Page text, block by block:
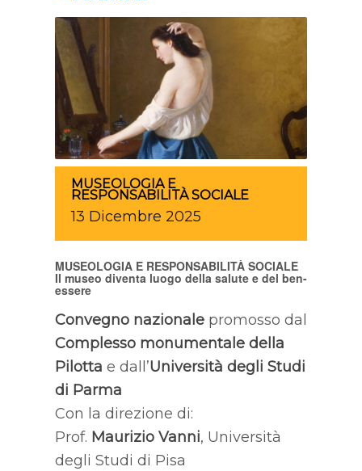
MUSEOLOGIA E
RESPONSABILITÀ SOCIALE
13 Dicembre 2025
MUSEOLOGIA E RESPONSABILITÀ SOCIALE
Il museo diventa luogo della salute e del ben-
essere
Convegno nazionalepromosso dal
Complesso monumentale della
Pilotta e dall’Università degli Studi
di Parma
Con la direzione di:
Prof. Maurizio Vanni, Università
degli Studi di Pisa